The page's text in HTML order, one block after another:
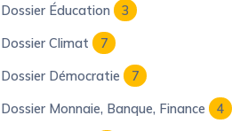
Dossier Éducation
3
Dossier Climat
7
Dossier Démocratie
7
Dossier Monnaie, Banque, Finance
4